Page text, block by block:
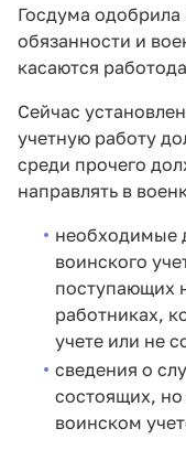
Госдума
обязанности и
касаются
Сейчас
учетную работу
среди прочего
направлять в
необходимые
воинского
поступающих
работниках,
учете или не
сведения о
состоящих, но
воинском